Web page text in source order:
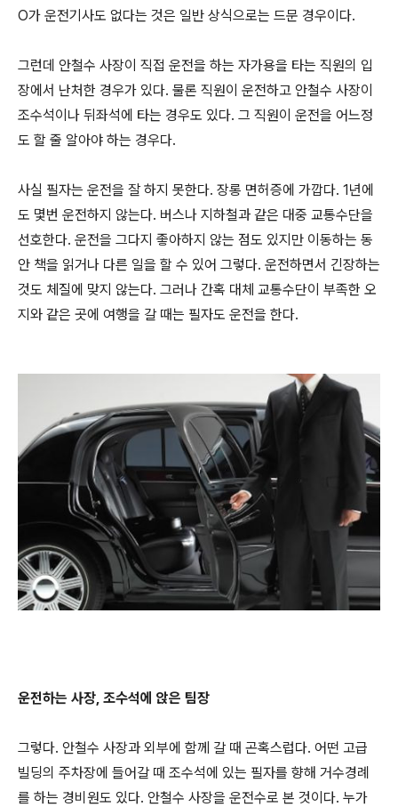
O가 운전기사도 없다는 것은 일반 상식으로는 드문 경우이다.
그런데 안철수 사장이 직접 운전을 하는 자가용을 타는 직원의 입
장에서 난처한 경우가 있다. 물론 직원이 운전하고 안철수 사장이
조수석이나 뒤좌석에 타는 경우도 있다. 그 직원이 운전을 어느정
도 할 줄 알아야 하는 경우다.
사실 필자는 운전을 잘 하지 못한다. 장롱 면허증에 가깝다. 1년에
도 몇번 운전하지 않는다. 버스나 지하철과 같은 대중 교통수단을
선호한다. 운전을 그다지 좋아하지 않는 점도 있지만 이동하는 동
안 책을 읽거나 다른 일을 할 수 있어 그렇다. 운전하면서 긴장하는
것도 체질에 맞지 않는다. 그러나 간혹 대체 교통수단이 부족한 오
지와 같은 곳에 여행을 갈 때는 필자도 운전을 한다.
운전하는 사장, 조수석에 앉은 팀장
그렇다. 안철수 사장과 외부에 함께 갈 때 곤혹스럽다. 어떤 고급
빌딩의 주차장에 들어갈 때 조수석에 있는 필자를 향해 거수경례
를 하는 경비원도 있다. 안철수 사장을 운전수로 본 것이다. 누가